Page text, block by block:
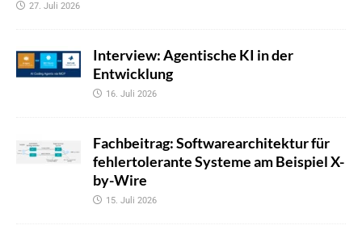
27. Juli 2026
Interview: Agentische KI in der
Entwicklung
16. Juli 2026
Fachbeitrag: Softwarearchitektur für
fehlertolerante Systeme am Beispiel X-
by-Wire
15. Juli 2026